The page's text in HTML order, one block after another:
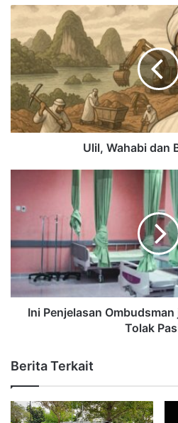
Ulil, Wahabi dan
Ini Penjelasan
Tolak
Berita Terkait